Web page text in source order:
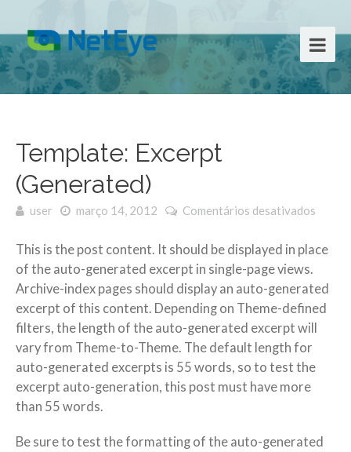
Template: Excerpt
(Generated)
user março 14, 2012 Comentários desativados
This is the post content. It should be displayed in place
of the auto-generated excerpt in single-page views.
Archive-index pages should display an auto-generated
excerpt of this content. Depending on Theme-defined
filters, the length of the auto-generated excerpt will
vary from Theme-to-Theme. The default length for
auto-generated excerpts is 55 words, so to test the
excerpt auto-generation, this post must have more
than 55 words.
Be sure to test the formatting of the auto-generated